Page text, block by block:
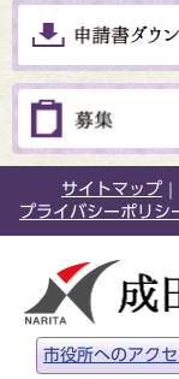
サイトマップ
プライバシーポリシ
市役所へのアク